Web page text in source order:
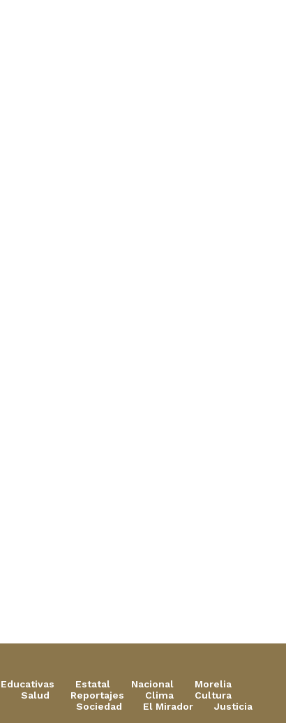
Educativas Estatal Nacional
Morelia
Salud Reportajes Clima
Cultura
Sociedad
El Mirador Justicia